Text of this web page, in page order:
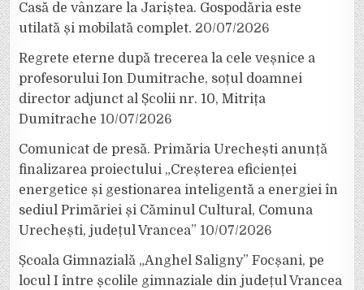
Casă de vânzare la Jariștea. Gospodăria este
utilată și mobilată complet. 20/07/2026
Regrete eterne după trecerea la cele veșnice a
profesorului Ion Dumitrache, soțul doamnei
director adjunct al Școlii nr. 10, Mitrița
Dumitrache 10/07/2026
Comunicat de presă. Primăria Urechești anunță
finalizarea proiectului „Creșterea eficienței
energetice și gestionarea inteligentă a energiei în
sediul Primăriei și Căminul Cultural, Comuna
Urechești, județul Vrancea” 10/07/2026
Școala Gimnazială „Anghel Saligny” Focșani, pe
locul I între școlile gimnaziale din județul Vrancea